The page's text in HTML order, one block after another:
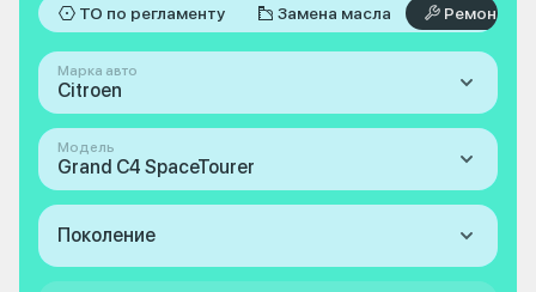
ТО по регламенту Замена масла Ремонт
Марка авто
Citroen
Модель
Grand C4 SpaceTourer
Поколение